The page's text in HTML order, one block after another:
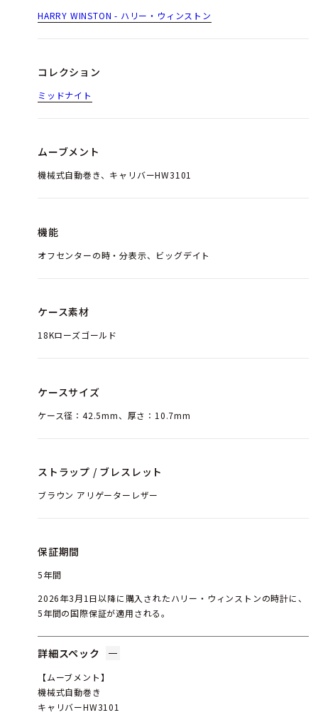
HARRY WINSTON - ハリー・ウィンストン
コレクション
ミッドナイト
ムーブメント
機械式自動巻き、キャリバーHW3101
機能
オフセンターの時・分表示、ビッグデイト
ケース素材
18Kローズゴールド
ケースサイズ
ケース径：42.5mm、厚さ：10.7mm
ストラップ / ブレスレット
ブラウン アリゲーターレザー
保証期間
5年間
2026年3月1日以降に購入されたハリー・ウィンストンの時計に、
5年間の国際保証が適用される。
詳細スペック
【ムーブメント】
機械式自動巻き
キャリバーHW3101